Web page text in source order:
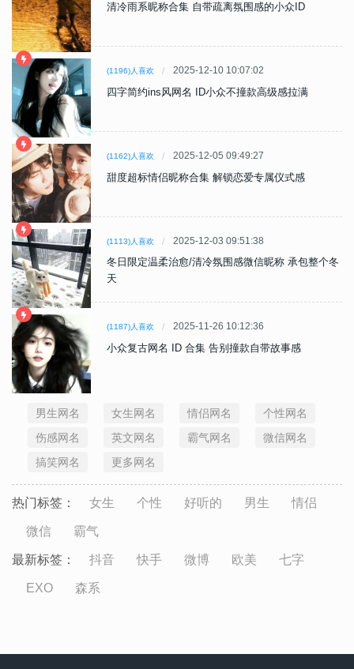
清冷雨系昵称合集 自带疏离氛围感的小众ID
(1196)人喜欢 2025-12-10 10:07:02
四字简约ins风网名 ID小众不撞款高级感拉满
(1162)人喜欢 2025-12-05 09:49:27
甜度超标情侣昵称合集 解锁恋爱专属仪式感
(1113)人喜欢 2025-12-03 09:51:38
冬日限定温柔治愈/清冷氛围感微信昵称 承包整个冬
天
(1187)人喜欢 2025-11-26 10:12:36
小众复古网名 ID 合集 告别撞款自带故事感
男生网名 女生网名 情侣网名
个性网名
伤感网名
英文网名 霸气网名
微信网名
搞笑网名
更多网名
热门标签： 女生 个性 好听的 男生 情侣
微信 霸气
最新标签： 抖音 快手 微博 欧美 七字
EXO 森系